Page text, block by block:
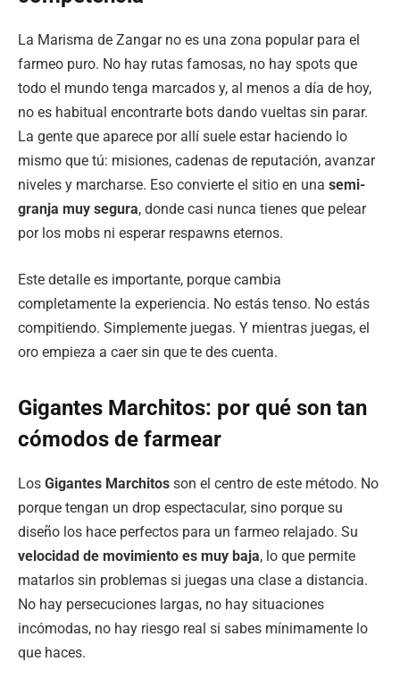
La Marisma de Zangar no es una zona popular para el
farmeo puro. No hay rutas famosas, no hay spots que
todo el mundo tenga marcados y, al menos a día de hoy,
no es habitual encontrarte bots dando vueltas sin parar.
La gente que aparece por allí suele estar haciendo lo
mismo que tú: misiones, cadenas de reputación, avanzar
niveles y marcharse. Eso convierte el sitio en una semi-
granja muy segura, donde casi nunca tienes que pelear
por los mobs ni esperar respawns eternos.
Este detalle es importante, porque cambia
completamente la experiencia. No estás tenso. No estás
compitiendo. Simplemente juegas. Y mientras juegas, el
oro empieza a caer sin que te des cuenta.
Gigantes Marchitos: por qué son tan
cómodos de farmear
Los Gigantes Marchitos son el centro de este método. No
porque tengan un drop espectacular, sino porque su
diseño los hace perfectos para un farmeo relajado. Su
velocidad de movimiento es muy baja, lo que permite
matarlos sin problemas si juegas una clase a distancia.
No hay persecuciones largas, no hay situaciones
incómodas, no hay riesgo real si sabes mínimamente lo
que haces.